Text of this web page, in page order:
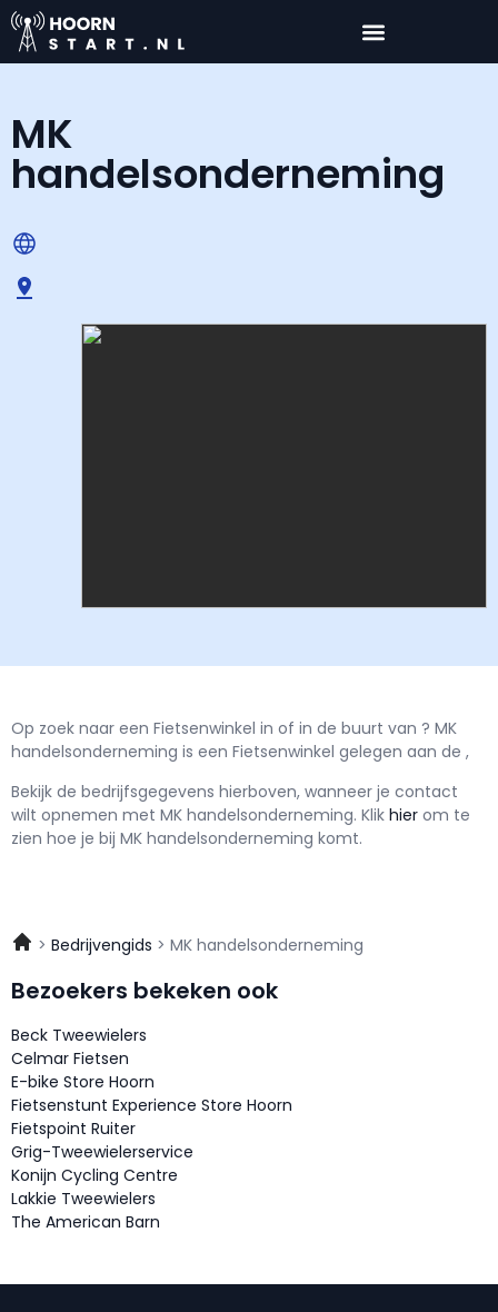
MK
handelsonderneming
Op zoek naar een Fietsenwinkel in of in de buurt van ? MK
handelsonderneming is een Fietsenwinkel gelegen aan de ,
Bekijk de bedrijfsgegevens hierboven, wanneer je contact
wilt opnemen met MK handelsonderneming. Klik hier om te
zien hoe je bij MK handelsonderneming komt.
Bedrijvengids MK handelsonderneming
Bezoekers bekeken ook
Beck Tweewielers
Celmar Fietsen
E-bike Store Hoorn
Fietsenstunt Experience Store Hoorn
Fietspoint Ruiter
Grig-Tweewielerservice
Konijn Cycling Centre
Lakkie Tweewielers
The American Barn